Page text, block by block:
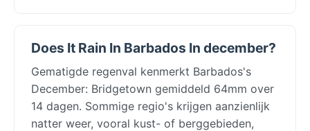
Does It Rain In Barbados In december?
Gematigde regenval kenmerkt Barbados's
December: Bridgetown gemiddeld 64mm over
14 dagen. Sommige regio's krijgen aanzienlijk
natter weer, vooral kust- of berggebieden,